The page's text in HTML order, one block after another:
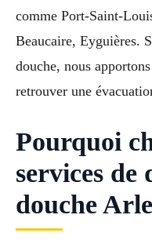
comme Port-Saint-
Beaucaire, Eyguières.
douche, nous
retrouver une
Pourquoi
services de
douche